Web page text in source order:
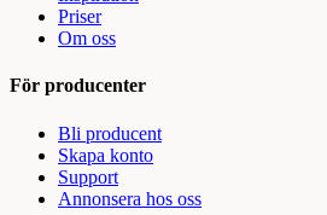
Priser
Om oss
För producenter
Bli producent
Skapa konto
Support
Annonsera hos oss